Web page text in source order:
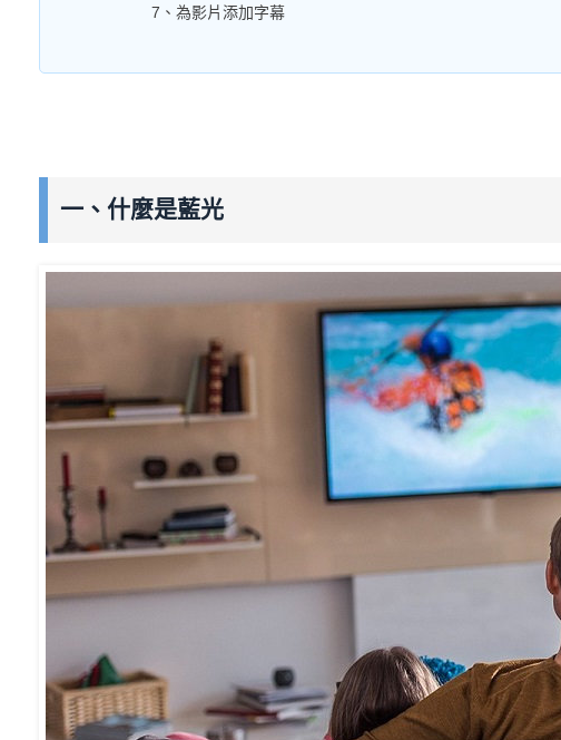
7、為影片添加字幕
一、什麼是藍光